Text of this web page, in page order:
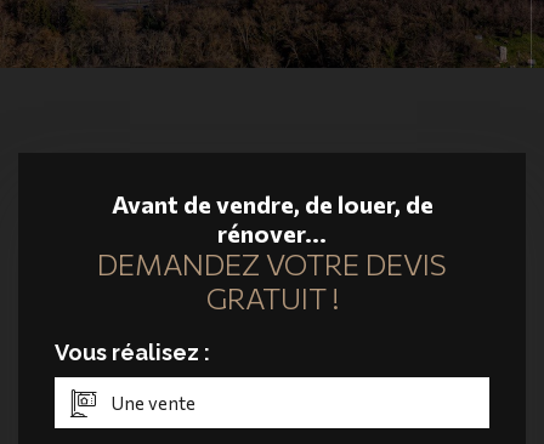
Avant de vendre, de louer, de
rénover...
DEMANDEZ VOTRE DEVIS
GRATUIT !
Vous réalisez :
Une vente